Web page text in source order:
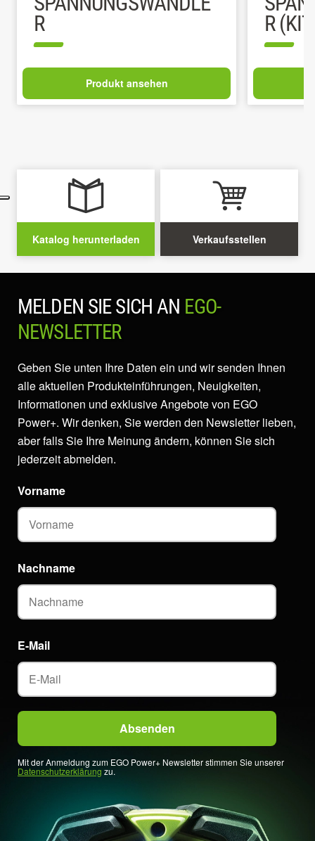
R
Produkt ansehen
R
Katalog herunterladen Verkaufsstellen
MELDEN SIE SICH AN EGO-
NEWSLETTER
Geben Sie unten Ihre Daten ein und wir senden Ihnen
alle aktuellen Produkteinführungen, Neuigkeiten,
Informationen und exklusive Angebote von EGO
Power+. Wir denken, Sie werden den Newsletter lieben,
aber falls Sie Ihre Meinung ändern, können Sie sich
jederzeit abmelden.
E-Mail
Vorname
Nachname
Mit der Anmeldung zum EGO Power+ Newsletter stimmen Sie unserer
Datenschutzerklärung zu.